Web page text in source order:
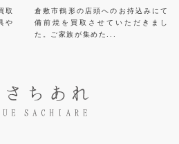
取
や
倉敷市鶴形の店頭へのお持込みにて
備前焼を買取させていただきまし
た。ご家族が集めた...